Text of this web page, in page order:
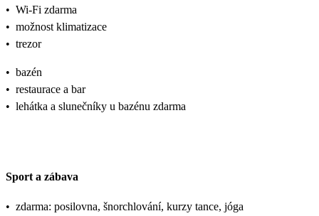
• Wi-Fi zdarma
• možnost klimatizace
• trezor
• bazén
• restaurace a bar
• lehátka a slunečníky u bazénu zdarma
Sport a zábava
• zdarma: posilovna, šnorchlování, kurzy tance, jóga